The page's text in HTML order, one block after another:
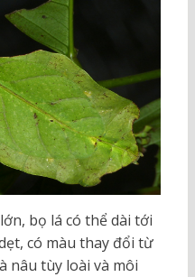
bọ lá có thể dài tới
có màu thay đổi từ
nâu tùy loài và môi